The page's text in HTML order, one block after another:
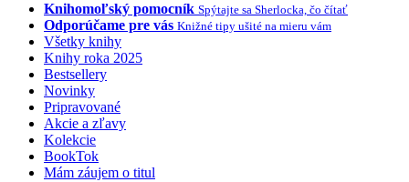
Knihomoľský pomocník Spýtajte sa Sherlocka, čo čítať
Odporúčame pre vás Knižné tipy ušité na mieru vám
Všetky knihy
Knihy roka 2025
Bestsellery
Novinky
Pripravované
Akcie a zľavy
Kolekcie
BookTok
Mám záujem o titul